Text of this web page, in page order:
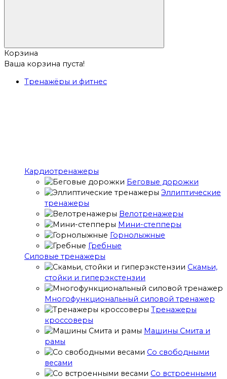
Корзина
Ваша корзина пуста!
Тренажёры и фитнес
Кардиотренажеры
Беговые дорожки
Эллиптические
тренажеры
Велотренажеры
Мини-степперы
Горнолыжные
Гребные
Cиловые тренажеры
Скамьи,
стойки и гиперэкстензии
Многофункциональный силовой тренажер
Тренажеры
кроссоверы
Машины Смита и
рамы
Со свободными
весами
Со встроенными